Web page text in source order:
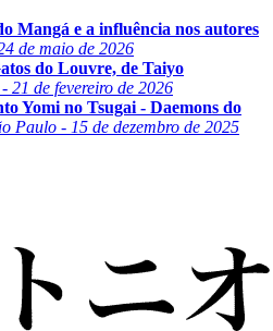
Mangá e a influência nos autores
de maio de 2026
do Louvre, de Taiyo
21 de fevereiro de 2026
Yomi no Tsugai - Daemons do
Paulo - 15 de dezembro de 2025